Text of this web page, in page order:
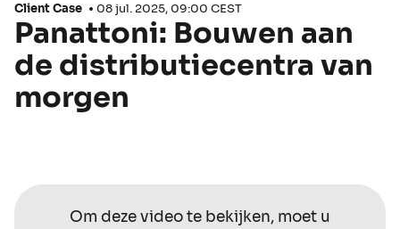
Client Case 08 jul. 2025, 09:00 CEST
Panattoni: Bouwen aan
de distributiecentra van
morgen
Om deze video te bekijken, moet u